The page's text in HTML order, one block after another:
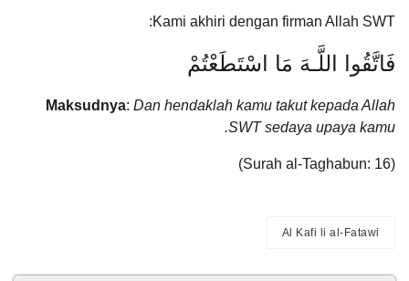
Kami akhiri dengan firman Allah SWT:
فَاتَّقُوا اللَّـهَ مَا اسْتَطَعْتُمْ
Maksudnya: Dan hendaklah kamu takut kepada Allah
SWT sedaya upaya kamu.
(Surah al-Taghabun: 16)
Al Kafi li al-Fatawi